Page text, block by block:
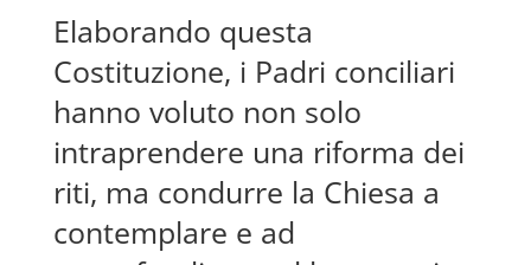
Elaborando questa
Costituzione, i Padri conciliari
hanno voluto non solo
intraprendere una riforma dei
riti, ma condurre la Chiesa a
contemplare e ad